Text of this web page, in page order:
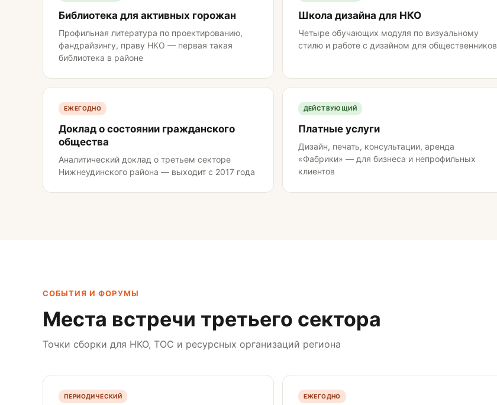
Библиотека для активных горожан
Профильная литература по проектированию,
фандрайзингу, праву НКО — первая такая
библиотека в районе
Школа дизайна для НКО
Четыре обучающих модуля по визуальному
стилю и работе с дизайном для общественников
ЕЖЕГОДНО
Доклад о состоянии гражданского
общества
Аналитический доклад о третьем секторе
Нижнеудинского района — выходит с 2017 года
ДЕЙСТВУЮЩИЙ
Платные услуги
Дизайн, печать, консультации, аренда
«Фабрики» — для бизнеса и непрофильных
клиентов
СОБЫТИЯ И ФОРУМЫ
Места встречи третьего сектора
Точки сборки для НКО, ТОС и ресурсных организаций региона
ПЕРИОДИЧЕСКИЙ ЕЖЕГОДНО